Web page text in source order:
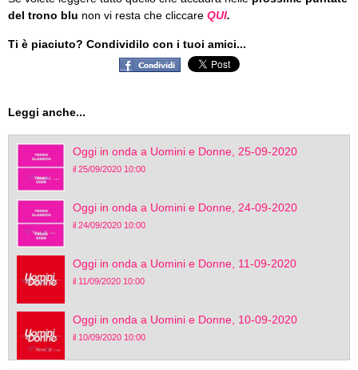
del trono blu non vi resta che cliccare QUI.
Ti è piaciuto? Condividilo con i tuoi amici...
Leggi anche...
Oggi in onda a Uomini e Donne, 25-09-2020
il 25/09/2020 10:00
Oggi in onda a Uomini e Donne, 24-09-2020
il 24/09/2020 10:00
Oggi in onda a Uomini e Donne, 11-09-2020
il 11/09/2020 10:00
Oggi in onda a Uomini e Donne, 10-09-2020
il 10/09/2020 10:00